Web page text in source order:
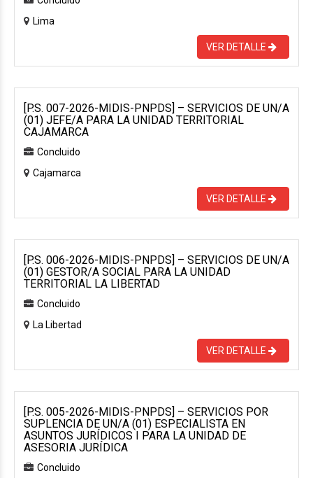
Lima
VER DETALLE
[P.S. 007-2026-MIDIS-PNPDS] – SERVICIOS DE UN/A
(01) JEFE/A PARA LA UNIDAD TERRITORIAL
CAJAMARCA
Concluido
Cajamarca
VER DETALLE
[P.S. 006-2026-MIDIS-PNPDS] – SERVICIOS DE UN/A
(01) GESTOR/A SOCIAL PARA LA UNIDAD
TERRITORIAL LA LIBERTAD
Concluido
La Libertad
VER DETALLE
[P.S. 005-2026-MIDIS-PNPDS] – SERVICIOS POR
SUPLENCIA DE UN/A (01) ESPECIALISTA EN
ASUNTOS JURÍDICOS I PARA LA UNIDAD DE
ASESORIA JURÍDICA
Concluido